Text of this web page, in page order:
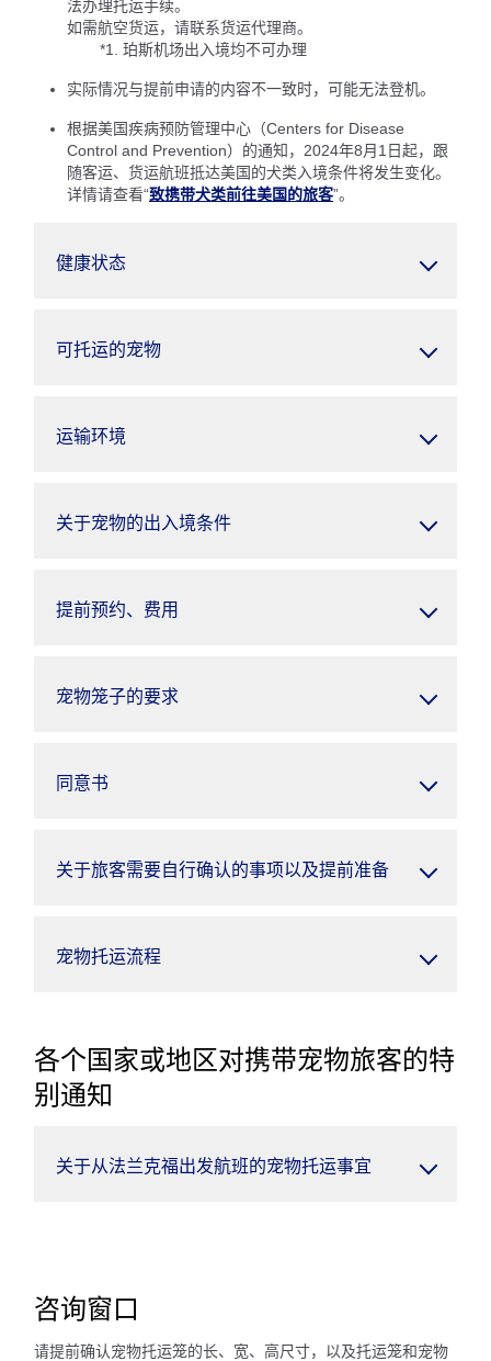
法办理托运手续。
如需航空货运，请联系货运代理商。
*1. 珀斯机场出入境均不可办理
实际情况与提前申请的内容不一致时，可能无法登机。
根据美国疾病预防管理中心（Centers for Disease
Control and Prevention）的通知，2024年8月1日起，跟
随客运、货运航班抵达美国的犬类入境条件将发生变化。
详情请查看“致携带犬类前往美国的旅客”。
健康状态
可托运的宠物
运输环境
关于宠物的出入境条件
提前预约、费用
宠物笼子的要求
同意书
关于旅客需要自行确认的事项以及提前准备
宠物托运流程
各个国家或地区对携带宠物旅客的特
别通知
关于从法兰克福出发航班的宠物托运事宜
咨询窗口
请提前确认宠物托运笼的长、宽、高尺寸，以及托运笼和宠物